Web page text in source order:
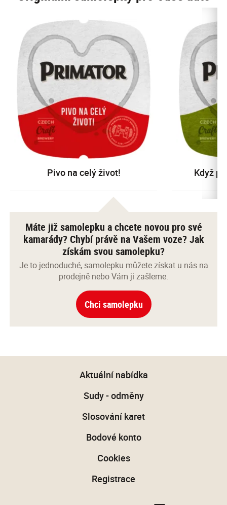
Pivo na celý život! Když
Máte již samolepku a chcete novou pro své
kamarády? Chybí právě na Vašem voze? Jak
získám svou samolepku?
Je to jednoduché, samolepku můžete získat u nás na
prodejně nebo Vám ji zašleme.
Chci samolepku
Aktuální nabídka
Sudy - odměny
Slosování karet
Bodové konto
Cookies
Registrace